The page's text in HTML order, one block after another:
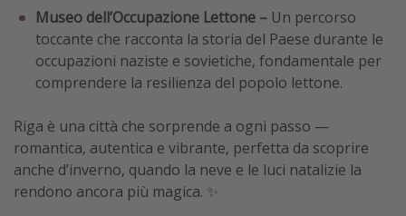
Museo dell’Occupazione Lettone – Un percorso
toccante che racconta la storia del Paese durante le
occupazioni naziste e sovietiche, fondamentale per
comprendere la resilienza del popolo lettone.
Riga è una città che sorprende a ogni passo —
romantica, autentica e vibrante, perfetta da scoprire
anche d’inverno, quando la neve e le luci natalizie la
rendono ancora più magica. ✨